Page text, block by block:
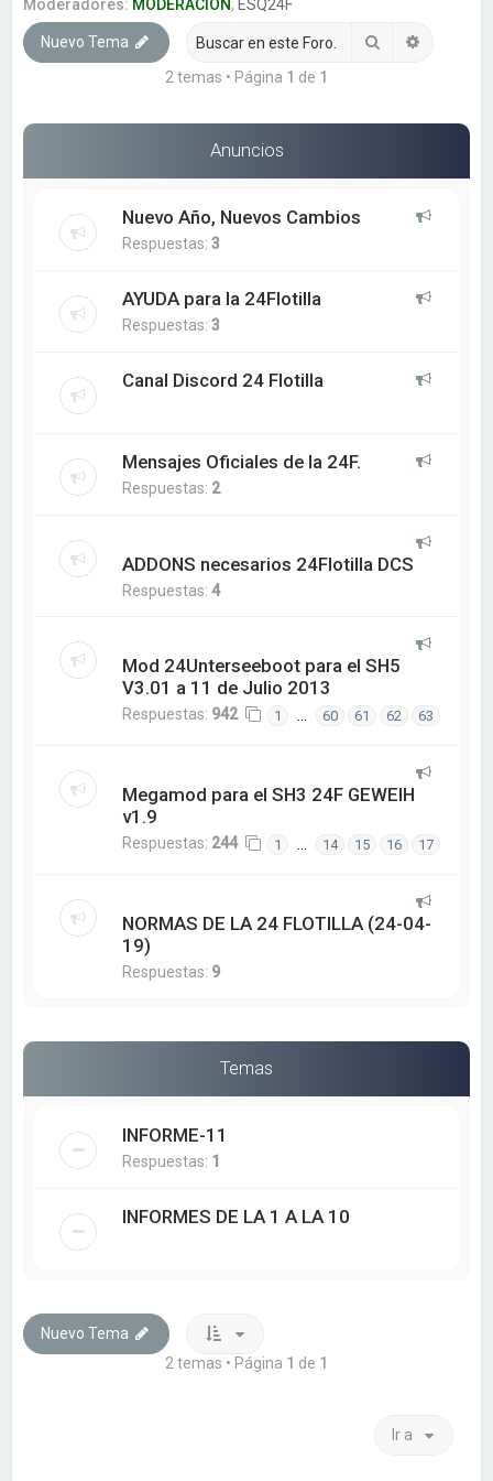
Moderadores: MODERACION, ESQ24F
Nuevo Tema Buscar
2 temas • Página 1 de 1
Anuncios
Nuevo Año, Nuevos Cambios
Respuestas:3
AYUDA para la 24Flotilla
Respuestas:3
Canal Discord 24 Flotilla
Mensajes Oficiales de la 24F.
Respuestas: 2
ADDONS necesarios 24Flotilla DCS
Respuestas:4
Mod 24Unterseeboot para el SH5
V3.01 a 11 de Julio 2013
Respuestas: 942 1 … 60 61 62 63
Megamod para el SH3 24F GEWEIH
v1.9
Respuestas: 244 1 … 14 15 16 17
NORMAS DE LA 24 FLOTILLA (24-04-
19)
Respuestas: 9
Temas
INFORME-11
Respuestas: 1
INFORMES DE LA 1 A LA 10
Nuevo Tema
2 temas • Página 1 de 1
Ir a